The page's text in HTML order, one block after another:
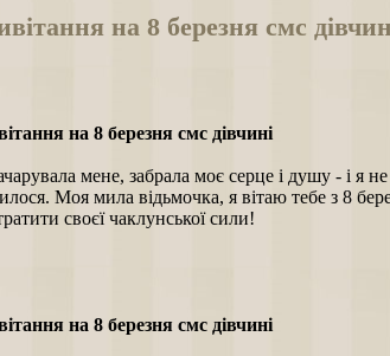
на 8 березня смс
на 8 березня смс дівчині
мене, забрала моє серце і душу - і я
Моя мила відьмочка, я вітаю тебе з 8
своєї чаклунської сили!
на 8 березня смс дівчині